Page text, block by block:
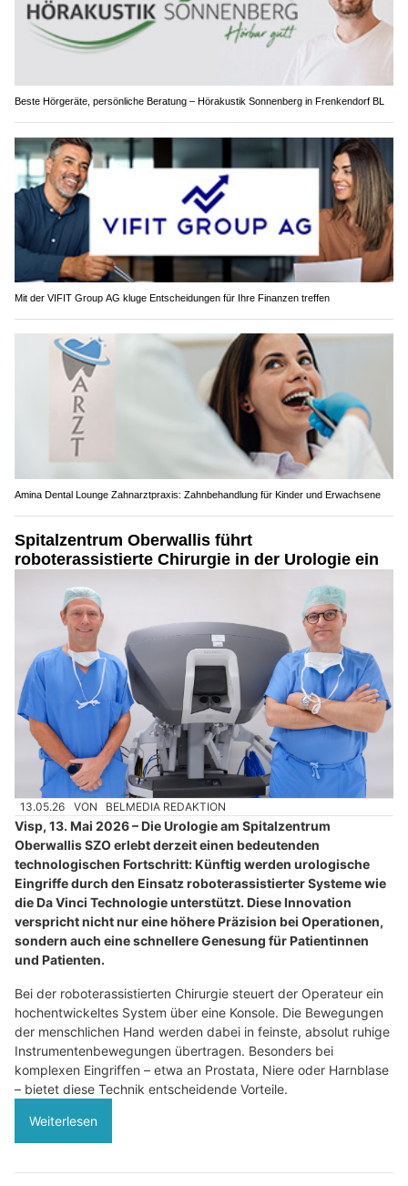
Beste Hörgeräte, persönliche Beratung – Hörakustik Sonnenberg in Frenkendorf BL
Mit der VIFIT Group AG kluge Entscheidungen für Ihre Finanzen treffen
Amina Dental Lounge Zahnarztpraxis: Zahnbehandlung für Kinder und Erwachsene
Spitalzentrum Oberwallis führt
roboterassistierte Chirurgie in der Urologie ein
13.05.26 VON BELMEDIA REDAKTION
Visp, 13. Mai 2026 – Die Urologie am Spitalzentrum
Oberwallis SZO erlebt derzeit einen bedeutenden
technologischen Fortschritt: Künftig werden urologische
Eingriffe durch den Einsatz roboterassistierter Systeme wie
die Da Vinci Technologie unterstützt. Diese Innovation
verspricht nicht nur eine höhere Präzision bei Operationen,
sondern auch eine schnellere Genesung für Patientinnen
und Patienten.
Bei der roboterassistierten Chirurgie steuert der Operateur ein
hochentwickeltes System über eine Konsole. Die Bewegungen
der menschlichen Hand werden dabei in feinste, absolut ruhige
Instrumentenbewegungen übertragen. Besonders bei
komplexen Eingriffen – etwa an Prostata, Niere oder Harnblase
– bietet diese Technik entscheidende Vorteile.
Weiterlesen